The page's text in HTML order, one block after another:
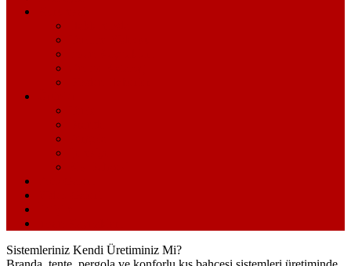
Sistemleriniz Kendi Üretiminiz Mi?